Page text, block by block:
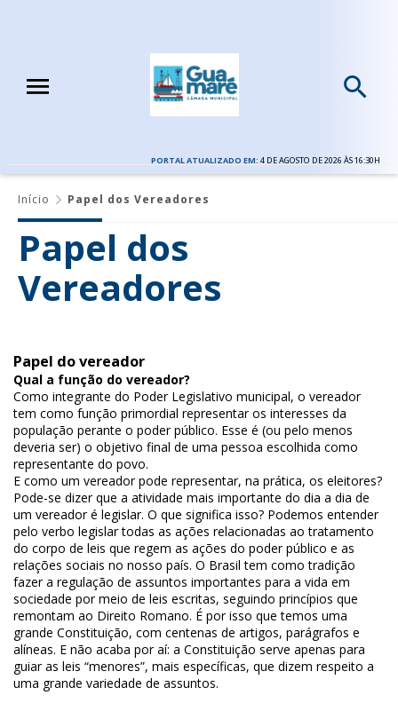
PORTAL ATUALIZADO EM: 4 DE AGOSTO DE 2026 ÀS 16:30H
Início Papel dos Vereadores
Papel dos
Vereadores
Papel do vereador
Qual a função do vereador?
Como integrante do Poder Legislativo municipal, o vereador
tem como função primordial representar os interesses da
população perante o poder público. Esse é (ou pelo menos
deveria ser) o objetivo final de uma pessoa escolhida como
representante do povo.
E como um vereador pode representar, na prática, os eleitores?
Pode-se dizer que a atividade mais importante do dia a dia de
um vereador é legislar. O que significa isso? Podemos entender
pelo verbo legislar todas as ações relacionadas ao tratamento
do corpo de leis que regem as ações do poder público e as
relações sociais no nosso país. O Brasil tem como tradição
fazer a regulação de assuntos importantes para a vida em
sociedade por meio de leis escritas, seguindo princípios que
remontam ao Direito Romano. É por isso que temos uma
grande Constituição, com centenas de artigos, parágrafos e
alíneas. E não acaba por aí: a Constituição serve apenas para
guiar as leis “menores”, mais específicas, que dizem respeito a
uma grande variedade de assuntos.